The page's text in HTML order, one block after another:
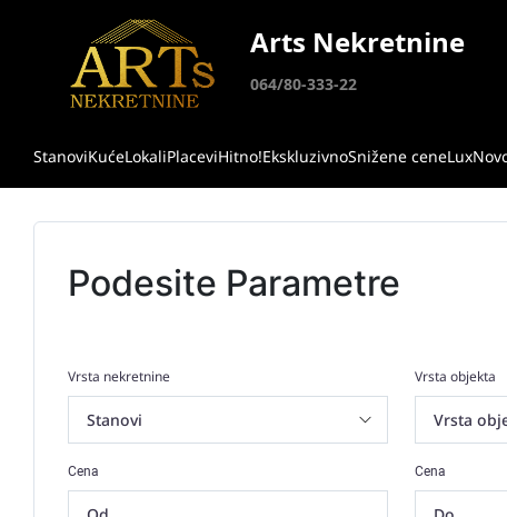
Arts Nekretnine
064/80-333-22
StanoviKućeLokaliPlaceviHitno!EkskluzivnoSnižene ceneLux
Podesite Parametre
Vrsta nekretnine Vrsta objekta
Cena Cena